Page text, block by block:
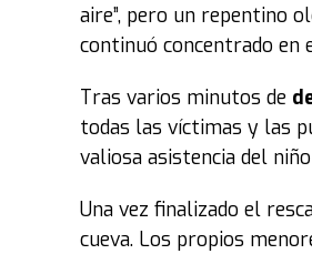
aire”, pero un repentino
continuó concentrado en
Tras varios minutos de
todas las víctimas y las
valiosa asistencia del
Una vez finalizado el
cueva. Los propios